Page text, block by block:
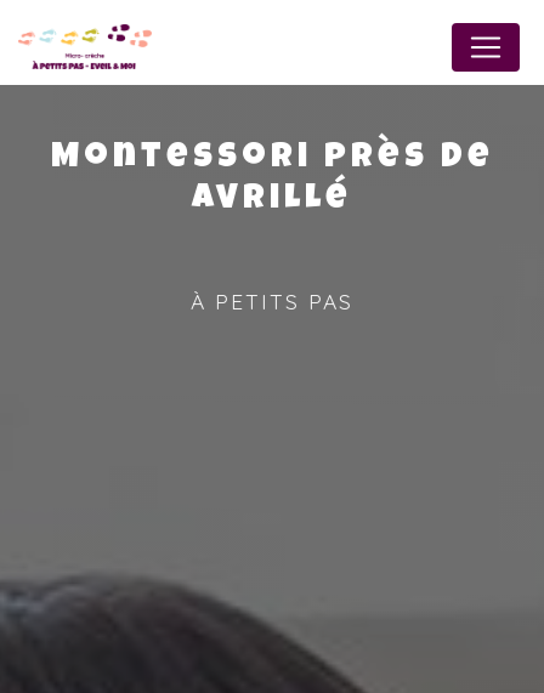
Montessori près de
Avrillé
À PETITS PAS